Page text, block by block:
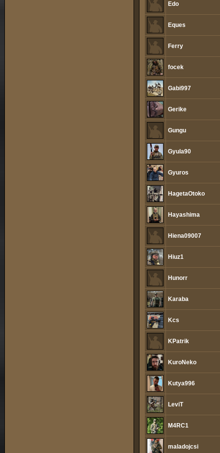
Edo
Eques
Ferry
focek
Gabi997
Gerike
Gungu
Gyula90
Gyuros
HagetaOtoko
Hayashima
Hiena09007
Hiuz1
Hunorr
Karaba
Kcs
KPatrik
KuroNeko
Kutya996
LeviT
M4RC1
maladojcsi